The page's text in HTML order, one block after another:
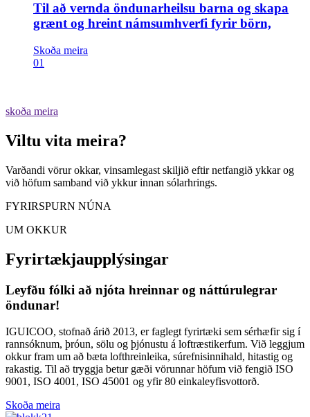
Til að vernda öndunarheilsu barna og skapa
grænt og hreint námsumhverfi fyrir börn,
Skoða meira
01
skoða meira
Viltu vita meira?
Varðandi vörur okkar, vinsamlegast skiljið eftir netfangið ykkar og
við höfum samband við ykkur innan sólarhrings.
FYRIRSPURN NÚNA
UM OKKUR
Fyrirtækjaupplýsingar
Leyfðu fólki að njóta hreinnar og náttúrulegrar
öndunar!
IGUICOO, stofnað árið 2013, er faglegt fyrirtæki sem sérhæfir sig í
rannsóknum, þróun, sölu og þjónustu á loftræstikerfum. Við leggjum
okkur fram um að bæta lofthreinleika, súrefnisinnihald, hitastig og
rakastig. Til að tryggja betur gæði vörunnar höfum við fengið ISO
9001, ISO 4001, ISO 45001 og yfir 80 einkaleyfisvottorð.
Skoða meira